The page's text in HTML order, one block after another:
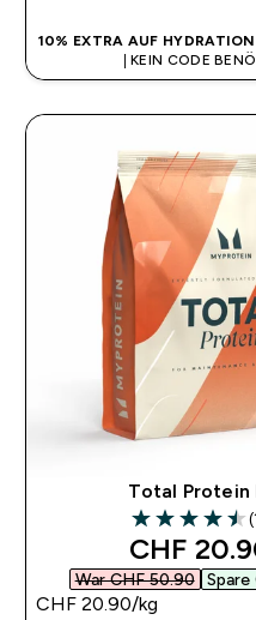
10% EXTRA AUF
| KEIN CODE
Total Protein
4.48 out of 5
CHF
War CHF 50.90‎ Spare
CHF 20.90‎/kg